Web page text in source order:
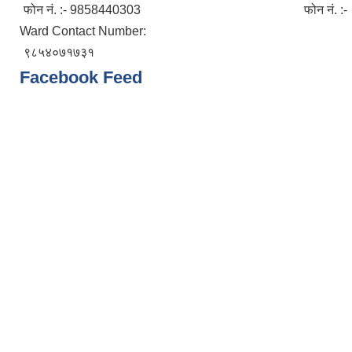
फोन नं. :- 9858440303 फोन नं. :-
Ward Contact Number:
९८५४०७१७३१
Facebook Feed